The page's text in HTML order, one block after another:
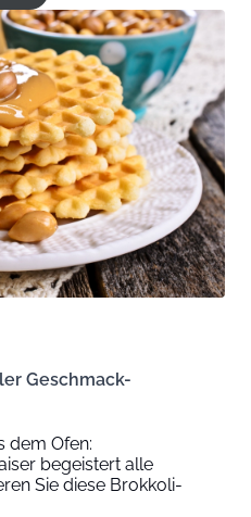
Geschmack-
dem Ofen:
begeistert alle
Sie diese Brokkoli-